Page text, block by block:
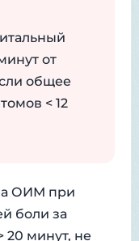
от
общее
< 12
ОИМ при
боли за
20 минут, не